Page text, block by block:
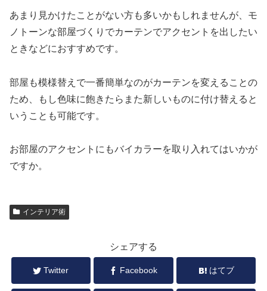
あまり見かけたことがない方も多いかもしれませんが、モ
ノトーンな部屋づくりでカーテンでアクセントを出したい
ときなどにおすすめです。
部屋も模様替えで一番簡単なのがカーテンを変えることの
ため、もし色味に飽きたらまた新しいものに付け替えると
いうことも可能です。
お部屋のアクセントにもバイカラーを取り入れてはいかが
ですか。
インテリア術
シェアする
Twitter Facebook はてブ